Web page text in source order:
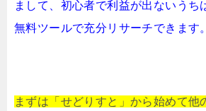
まして、初心者で利益が出ないうち
無料ツールで充分リサーチできます。
まずは「せどりすと」から始めて他